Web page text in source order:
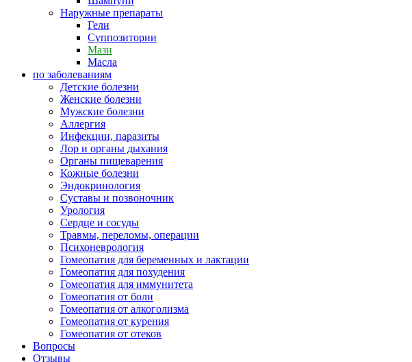
Наружные препараты
Гели
Суппозитории
Мази
Масла
по заболеваниям
Детские болезни
Женские болезни
Мужские болезни
Аллергия
Инфекции, паразиты
Лор и органы дыхания
Органы пищеварения
Кожные болезни
Эндокринология
Суставы и позвоночник
Урология
Сердце и сосуды
Травмы, переломы, операции
Психоневрология
Гомеопатия для беременных и лактации
Гомеопатия для похудения
Гомеопатия для иммунитета
Гомеопатия от боли
Гомеопатия от алкоголизма
Гомеопатия от курения
Гомеопатия от отеков
Вопросы
Отзывы